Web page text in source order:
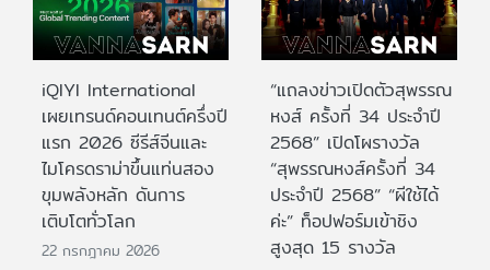
iQIYI International
เผยเทรนด์คอนเทนต์ครึ่งปี
แรก 2026 ซีรีส์จีนและ
ไมโครดราม่าขึ้นแท่นสอง
ขุมพลังหลัก ดันการ
เติบโตทั่วโลก
22 กรกฎาคม 2026
“แถลงข่าวเปิดตัวสุพรรณ
หงส์ ครั้งที่ 34 ประจำปี
2568” เปิดโผรางวัล
“สุพรรณหงส์ครั้งที่ 34
ประจำปี 2568” “ผีใช้ได้
ค่ะ” ท็อปฟอร์มเข้าชิง
สูงสุด 15 รางวัล